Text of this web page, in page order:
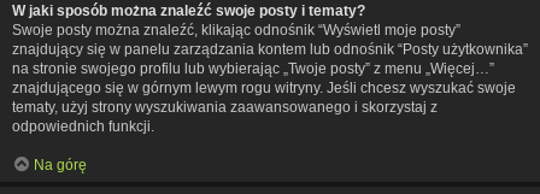
W jaki sposób można znaleźć swoje posty i tematy?
Swoje posty można znaleźć, klikając odnośnik “Wyświetl moje posty”
znajdujący się w panelu zarządzania kontem lub odnośnik “Posty użytkownika”
na stronie swojego profilu lub wybierając „Twoje posty” z menu „Więcej…”
znajdującego się w górnym lewym rogu witryny. Jeśli chcesz wyszukać swoje
tematy, użyj strony wyszukiwania zaawansowanego i skorzystaj z
odpowiednich funkcji.
Na górę